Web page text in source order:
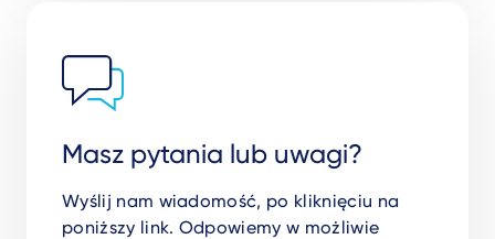
Masz pytania lub uwagi?
Wyślij nam wiadomość, po kliknięciu na
poniższy link. Odpowiemy w możliwie